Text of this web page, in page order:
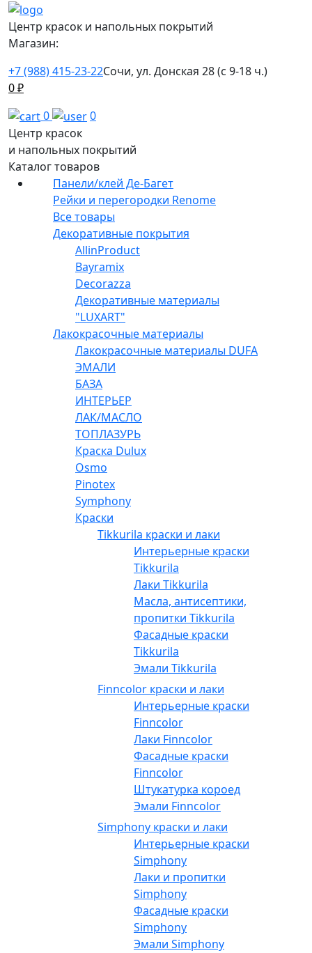
Центр красок и напольных покрытий
Магазин:
+7 (988) 415-23-22Сочи, ул. Донская 28 (с 9-18 ч.)
0₽
0
0
Центр красок
и напольных покрытий
Каталог товаров
Панели/клей Де-Багет
Рейки и перегородки Renome
Все товары
Декоративные покрытия
AllinProduct
Bayramix
Decorazza
Декоративные материалы
"LUXART"
Лакокрасочные материалы
Лакокрасочные материалы DUFA
ЭМАЛИ
БАЗА
ИНТЕРЬЕР
ЛАК/МАСЛО
ТОПЛАЗУРЬ
Краска Dulux
Osmo
Pinotex
Symphony
Краски
Tikkurila краски и лаки
Интерьерные краски
Tikkurila
Лаки Tikkurila
Масла, антисептики,
пропитки Tikkurila
Фасадные краски
Tikkurila
Эмали Tikkurila
Finncolor краски и лаки
Интерьерные краски
Finncolor
Лаки Finncolor
Фасадные краски
Finncolor
Штукатурка короед
Эмали Finncolor
Simphony краски и лаки
Интерьерные краски
Simphony
Лаки и пропитки
Simphony
Фасадные краски
Simphony
Эмали Simphony